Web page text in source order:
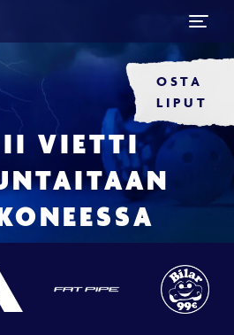
OSTA
LIPUT
II VIETTI